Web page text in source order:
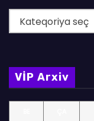
ö
m
l
VİP Arxiv